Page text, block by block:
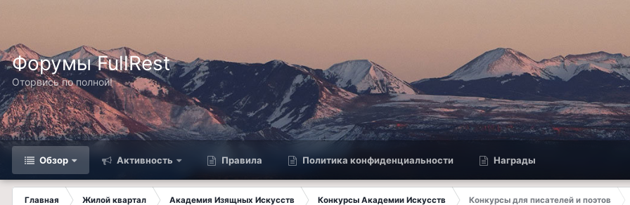
Форумы FullRest
Оторвись по полной!
Обзор Активность Правила Политика конфиденциальности Награды
Главная Жилой квартал Академия Изящных Искусств Конкурсы Академии Искусств
Конкурсы для писателей и поэтов